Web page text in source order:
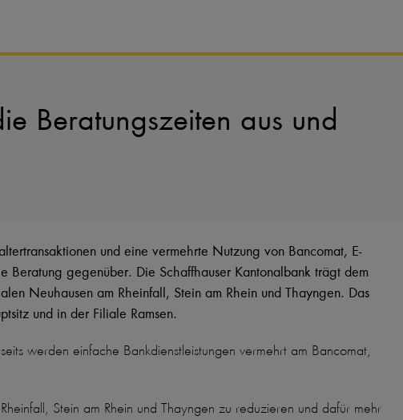
Beratungszeiten aus und
und eine vermehrte Nutzung von Bancomat, E-
gegenüber. Die Schaffhauser Kantonalbank trägt dem
Neuhausen am Rheinfall, Stein am Rhein und Thayngen. Das
und in der Filiale Ramsen.
werden einfache Bankdienstleistungen vermehrt am Bancomat,
Stein am Rhein und Thayngen zu reduzieren und dafür mehr